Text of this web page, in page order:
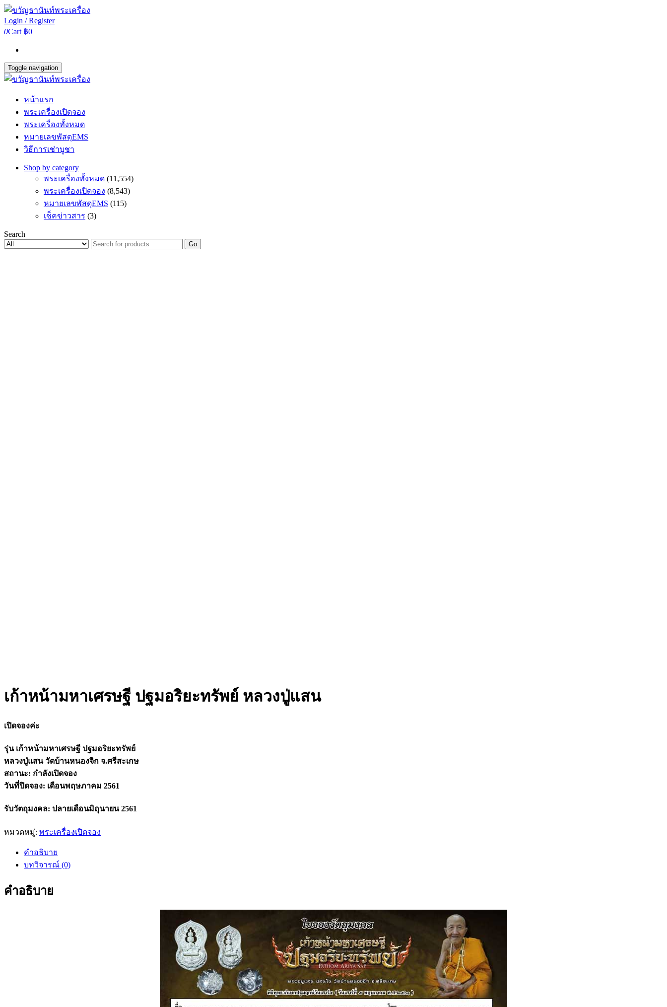
Login / Register
0Cart ฿0
Toggle navigation
หน้าแรก
พระเครื่องเปิดจอง
พระเครื่องทั้งหมด
หมายเลขพัสดุEMS
วิธีการเช่าบูชา
Shop by category
พระเครื่องทั้งหมด (11,554)
พระเครื่องเปิดจอง (8,543)
หมายเลขพัสดุEMS (115)
เช็คข่าวสาร (3)
Search
Go
เก้าหน้ามหาเศรษฐี ปฐมอริยะทรัพย์ หลวงปู่แสน
เปิดจองค่ะ
รุ่น เก้าหน้ามหาเศรษฐี ปฐมอริยะทรัพย์
หลวงปู่แสน วัดบ้านหนองจิก จ.ศรีสะเกษ
สถานะ: กำลังเปิดจอง
วันที่ปิดจอง: เดือนพฤษภาคม 2561
รับวัตถุมงคล: ปลายเดือนมิถุนายน 2561
หมวดหมู่: พระเครื่องเปิดจอง
คำอธิบาย
บทวิจารณ์ (0)
คำอธิบาย